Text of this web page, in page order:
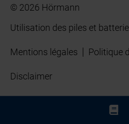
© 2026 Hörmann
Utilisation des piles et
Mentions légales Politique
Disclaimer